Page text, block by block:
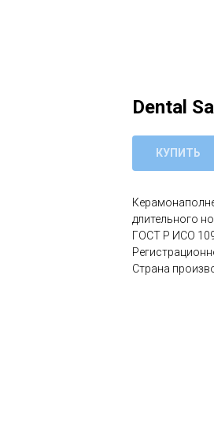
Dental
КУПИТЬ
длительного
ГОСТ Р ИСО
Страна